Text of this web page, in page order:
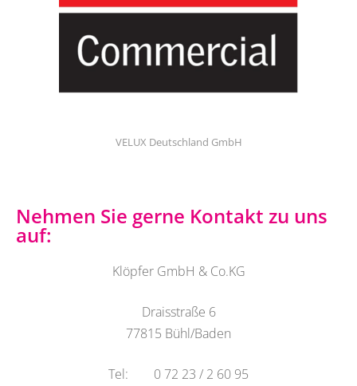
VELUX Deutschland GmbH
Nehmen Sie gerne Kontakt zu uns
auf:
Klöpfer GmbH & Co.KG
Draisstraße 6
77815 Bühl/Baden
Tel: 0 72 23 / 2 60 95